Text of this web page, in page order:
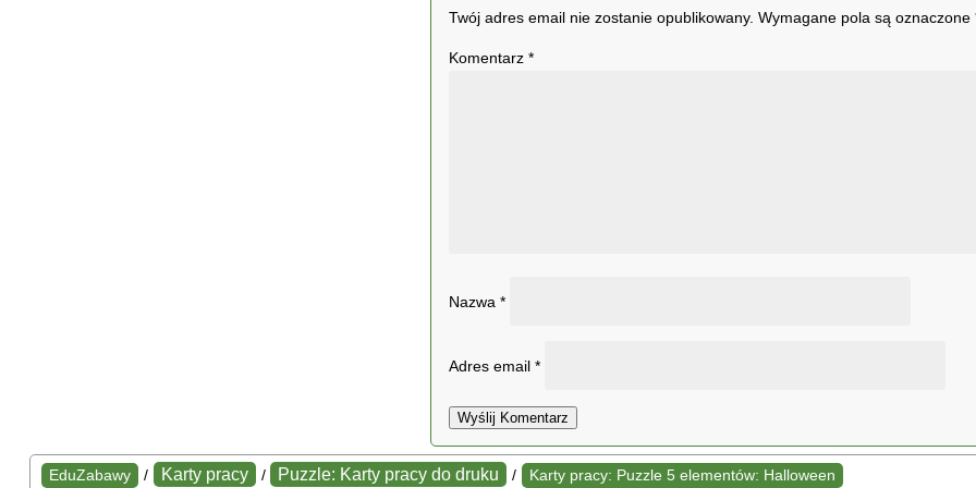
Twój adres email nie zostanie opublikowany. Wymagane pola są oznaczone
Komentarz *
Nazwa *
Adres email *
Wyślij Komentarz
EduZabawy / Karty pracy / Puzzle: Karty pracy do druku / Karty pracy: Puzzle 5 elementów: Halloween